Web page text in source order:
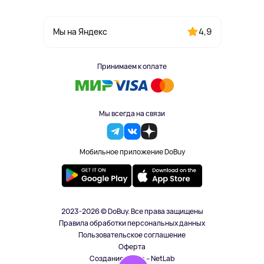
Мы на Яндекс 4,9
Принимаем к оплате
Мы всегда на связи
Мобильное приложение DoBuy
2023-2026 © DoBuy. Все права защищены
Правила обработки персональных данных
Пользовательское соглашение
Оферта
Создание сайта – NetLab